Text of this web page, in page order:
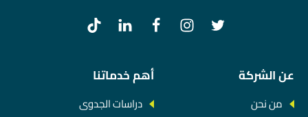
عن الشركة
من نحن
أهم خدماتنا
دراسات الجدوى